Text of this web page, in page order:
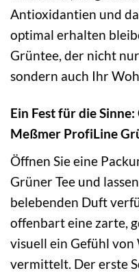
Antioxidantien und
optimal erhalten
Grüntee, der nicht
sondern auch Ihr
Ein Fest für die
Meßmer ProfiLine
Öffnen Sie eine
Grüner Tee und
belebenden Duft
offenbart eine zarte,
visuell ein Gefühl
vermittelt. Der erste